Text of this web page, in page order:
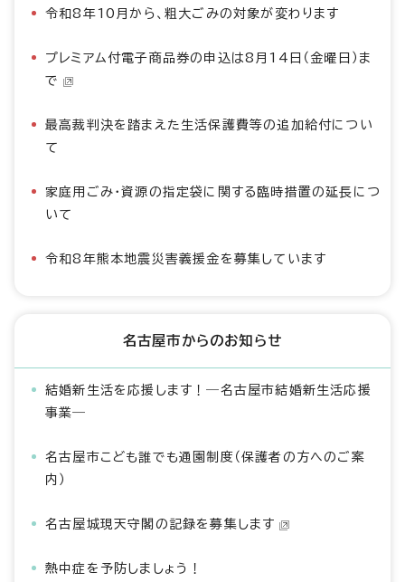
令和8年10月から、粗大ごみの対象が変わります
プレミアム付電子商品券の申込は8月14日（金曜日）ま
で
最高裁判決を踏まえた生活保護費等の追加給付につい
て
家庭用ごみ・資源の指定袋に関する臨時措置の延長につ
いて
令和8年熊本地震災害義援金を募集しています
名古屋市からのお知らせ
結婚新生活を応援します！―名古屋市結婚新生活応援
事業―
名古屋市こども誰でも通園制度（保護者の方へのご案
内）
名古屋城現天守閣の記録を募集します
熱中症を予防しましょう！